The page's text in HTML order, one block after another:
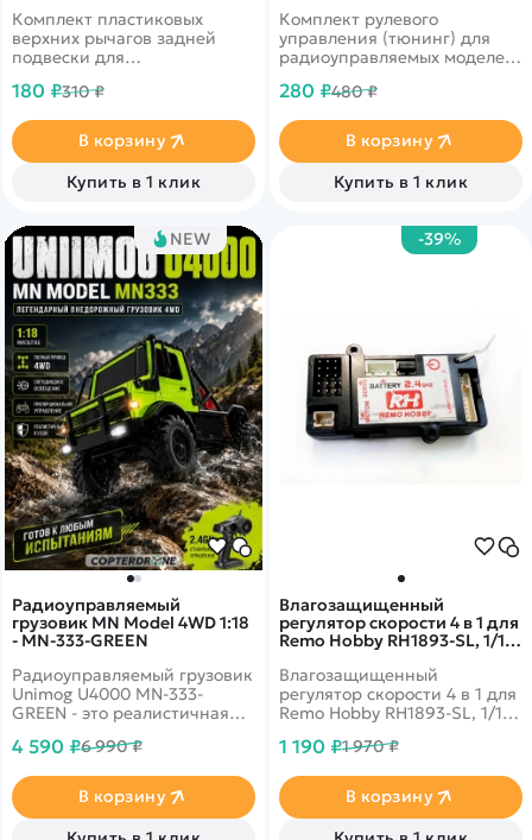
Комплект пластиковых
верхних рычагов задней
подвески для
автомоделей MJX Hyper Go
MJX MEW4 M163 масштаба
1/16.
180 ₽310 ₽
В корзину
Купить в 1 клик
Комплект рулевого
управления (тюнинг) для
радиоуправляемых моделей
280 ₽480 ₽
В корзину
Купить в 1 клик
NEW
Радиоуправляемый
грузовик MN Model 4WD 1:18
- MN-333-GREEN
Радиоуправляемый грузовик
Unimog U4000 MN-333-
GREEN - это реалистичная
масштабе 1:18, созданная
радиоуправляемых машин и
коллекционных моделей.
Машинка выполнена в
4 590 ₽6 990 ₽
В корзину
-39%
Влагозащищенный
регулятор скорости 4 в 1 для
Remo Hobby RH1893-SL, 1/18
Влагозащищенный
регулятор скорости 4 в 1 для
Remo Hobby RH1893-SL, 1/18
1 190 ₽1 970 ₽
В корзину